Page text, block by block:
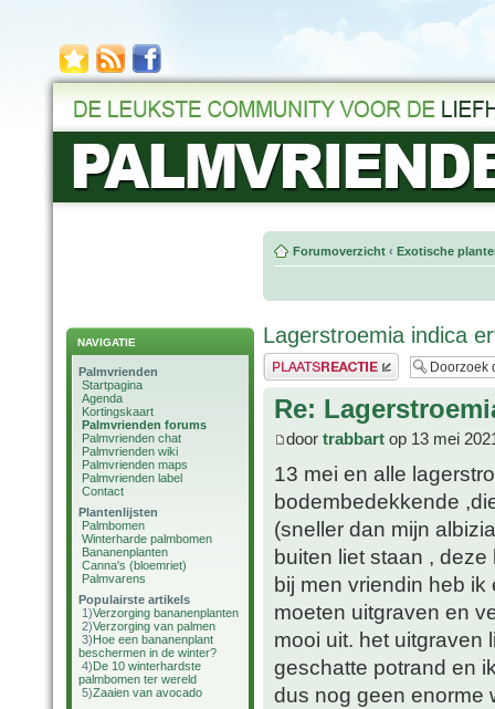
NAVIGATIE
Palmvrienden
Startpagina
Agenda
Kortingskaart
Palmvrienden forums
Palmvrienden chat
Palmvrienden wiki
Palmvrienden maps
Palmvrienden label
Contact
Plantenlijsten
Palmbomen
Winterharde palmbomen
Bananenplanten
Canna's (bloemriet)
Palmvarens
Populairste artikels
1)Verzorging bananenplanten
2)Verzorging van palmen
3)Hoe een bananenplant
beschermen in de winter?
4)De 10 winterhardste
palmbomen ter wereld
5)Zaaien van avocado
Forumoverzicht ‹ Exotische
Lagerstroemia indica
Plaats een reactie
Re:
door trabbart op 13 mei
13 mei en alle
bodembedekkende
(sneller dan mijn
buiten liet staan ,
bij men vriendin heb
moeten uitgraven en
mooi uit. het uitgraven
geschatte potrand en
dus nog geen enorme